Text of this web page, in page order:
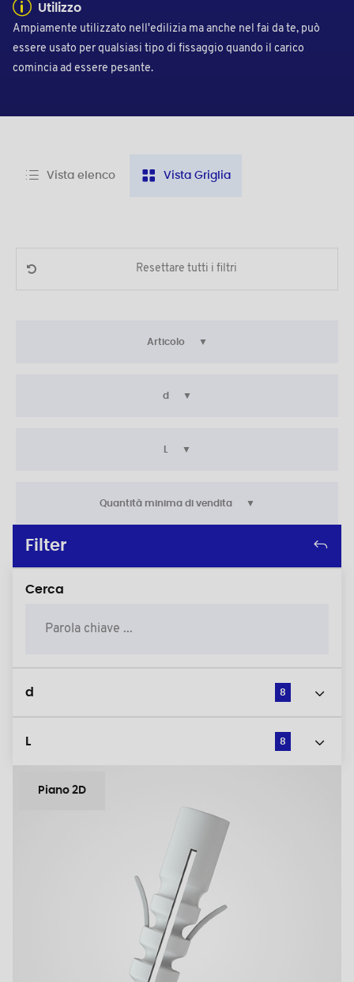
Utilizzo
Ampiamente utilizzato nell'edilizia ma anche nel fai da te, può
essere usato per qualsiasi tipo di fissaggio quando il carico
comincia ad essere pesante.
Vista elenco Vista Griglia
Resettare tutti i filtri
Articolo
d
Quantità minima di vendita
Filter
Cerca
d 8
L 8
Piano 2D